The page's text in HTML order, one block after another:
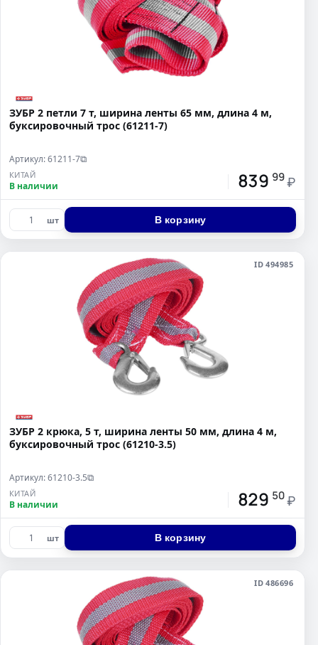
ЗУБР 2 петли 7 т, ширина ленты 65 мм, длина 4 м,
буксировочный трос (61211-7)
Артикул: 61211-7⧉
КИТАЙ
В наличии 839 99 ₽
шт В корзину
ID 494985
ЗУБР 2 крюка, 5 т, ширина ленты 50 мм, длина 4 м,
буксировочный трос (61210-3.5)
Артикул: 61210-3.5⧉
КИТАЙ
В наличии 829 50 ₽
шт В корзину
ID 486696